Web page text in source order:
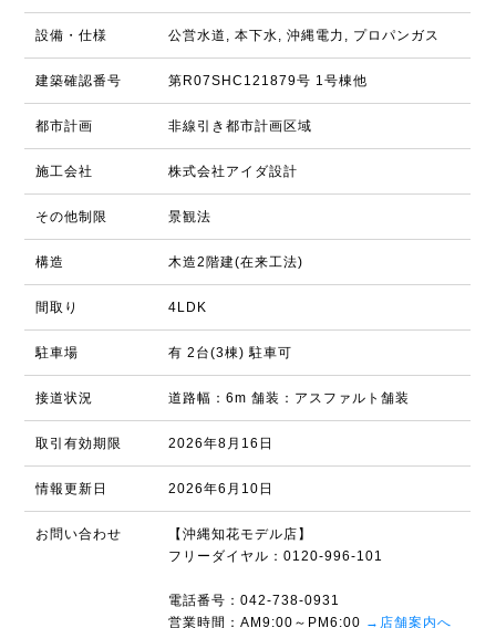
設備・仕様 公営水道, 本下水, 沖縄電力, プロパンガス
建築確認番号 第R07SHC121879号 1号棟他
都市計画 非線引き都市計画区域
施工会社 株式会社アイダ設計
その他制限 景観法
構造 木造2階建(在来工法)
間取り 4LDK
駐車場 有 2台(3棟) 駐車可
接道状況 道路幅：6m 舗装：アスファルト舗装
取引有効期限 2026年8月16日
情報更新日 2026年6月10日
お問い合わせ
【沖縄知花モデル店】
フリーダイヤル：0120-996-101
電話番号：042-738-0931
営業時間：AM9:00～PM6:00 →店舗案内へ